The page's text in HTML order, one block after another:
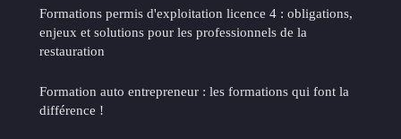
Formations permis d'exploitation licence 4 : obligations,
enjeux et solutions pour les professionnels de la
restauration
Formation auto entrepreneur : les formations qui font la
différence !